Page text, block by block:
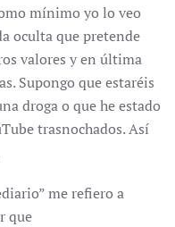
mínimo yo lo veo
oculta que pretende
valores y en última
Supongo que estaréis
droga o que he estado
trasnochados. Así
me refiero a
que